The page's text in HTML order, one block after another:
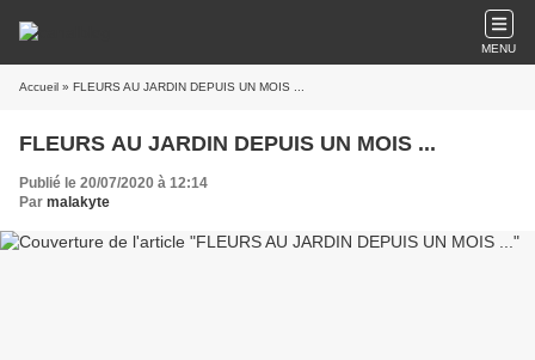
MENU
Accueil » FLEURS AU JARDIN DEPUIS UN MOIS ...
FLEURS AU JARDIN DEPUIS UN MOIS ...
Publié le 20/07/2020 à 12:14
Par malakyte